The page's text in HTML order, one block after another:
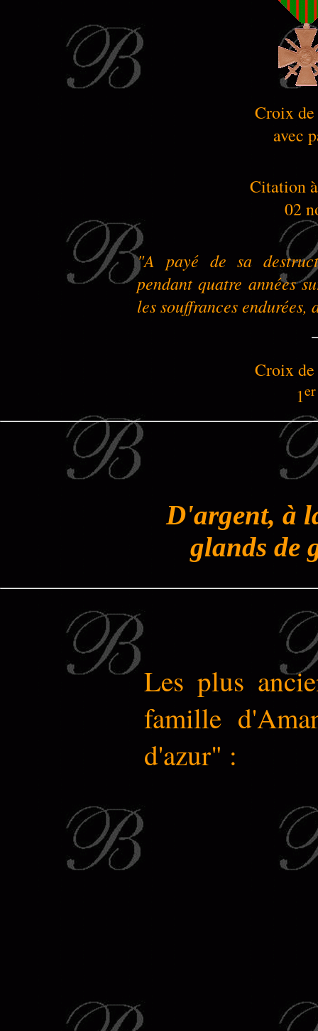
Croix
avec
Citation
02
"A payé de sa
pendant quatre années
les souffrances
Croix
1er
D'argent, à
glands de
Les plus
famille
d'azur" :